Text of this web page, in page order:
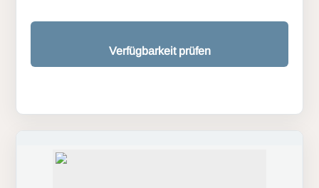
Verfügbarkeit prüfen